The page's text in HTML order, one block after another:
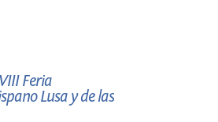
Feria
Lusa y de las